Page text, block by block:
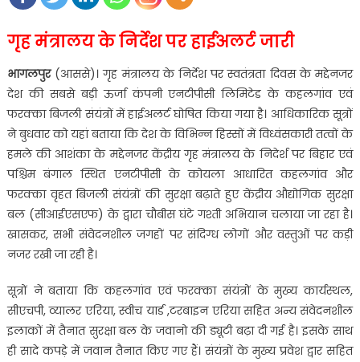
गृह मंत्रालय के निर्देश पर हाईअलर्ट जारी
भागलपुर(आससे)। गृह मंत्रालय के निर्देश पर स्वतंत्रता दिवस के मद्देनजर
देश की सबसे बड़ी ऊर्जा कंपनी एनटीपीसी लिमिटेड के कहलगांव एवं
फरक्का बिजली संयंत्रों में हाईअलर्ट घोषित किया गया है। आधिकारिक सूत्रों
ने बुधवार को यहां बताया कि देश के विभिन्न हिस्सों में विध्वंसकारी तत्वों के
हमले की आशंका के मद्देनजर केंद्रीय गृह मंत्रालय के निदेर्श पर बिहार एवं
पश्चिम बंगाल स्थित एनटीपीसी के कोयला आधारित कहलगांव और
फरक्का वृहत बिजली संयंत्रों की सुरक्षा बढ़ाते हुए केंद्रीय औद्योगिक सुरक्षा
बल (सीआईएसएफ) के द्वारा चौबीस घंटे गश्ती अभियान चलाया जा रहा है।
खासकर, सभी संवेदनशील जगहों पर संदिग्ध लोगों और वस्तुओं पर कड़ी
नजर रखी जा रही है।
सूत्रों ने बताया कि कहलगांव एवं फरक्का संयंत्रों के मुख्य कार्यस्थल,
सीएचपी, व्यालर एरिया, स्वीच यार्ड ,टरबाइन एरिया सहित अन्य संवेदनशील
इलाकों में तैनात सुरक्षा बल के जवानो की ड्यूटी बढ़ा दी गई है। इसके साथ
ही सादे कपड़े में जवान तैनात किए गए हैं। संयंत्रों के मुख्य प्रवेश द्वार सहित